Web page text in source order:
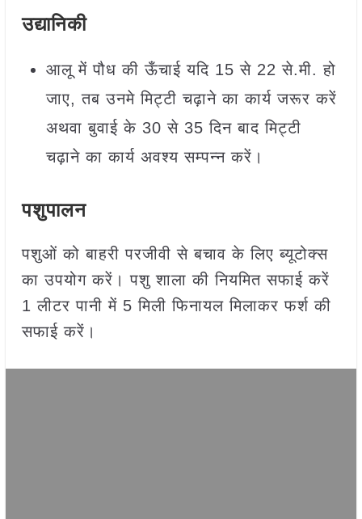
उद्यानिकी
आलू में पौध की ऊँचाई यदि 15 से 22 से.मी. हो
जाए, तब उनमे मिट्टी चढ़ाने का कार्य जरूर करें
अथवा बुवाई के 30 से 35 दिन बाद मिट्टी
चढ़ाने का कार्य अवश्य सम्पन्न करें।
पशुपालन
पशुओं को बाहरी परजीवी से बचाव के लिए ब्यूटोक्स
का उपयोग करें। पशु शाला की नियमित सफाई करें
1 लीटर पानी में 5 मिली फिनायल मिलाकर फर्श की
सफाई करें।